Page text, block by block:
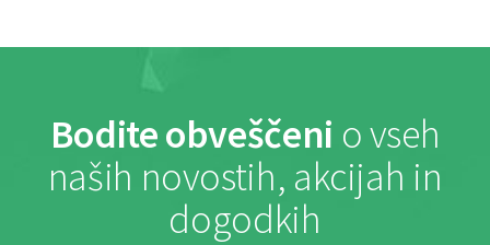
Bodite obveščeni o vseh
naših novostih, akcijah in
dogodkih